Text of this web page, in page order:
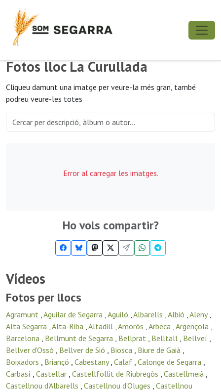
Fotos lloc La Curullada
Cliqueu damunt una imatge per veure-la més gran, també
podreu veure-les totes
Error al carregar les imatges.
Ho vols compartir?
Vídeos
Fotos per llocs
Agramunt ,Aguilar de Segarra ,Aguiló ,Albarells ,Albió ,Aleny,
Alta Segarra ,Alta-Riba ,Altadill ,Amorós ,Arbeca ,Argençola ,
Barcelona , Bellmunt de Segarra , Bellprat , Belltall , Bellveí ,
Bellver d'Ossó , Bellver de Sió , Biosca , Biure de Gaià ,
Boixadors , Briançó , Cabestany, Calaf , Calonge de Segarra ,
Carbasí , Castellar , Castellfollit de Riubregòs , Castellmeià ,
Castellnou d'Albarells , Castellnou d'Oluges , Castellnou